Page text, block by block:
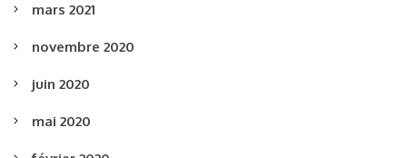
mars 2021
novembre 2020
juin 2020
mai 2020